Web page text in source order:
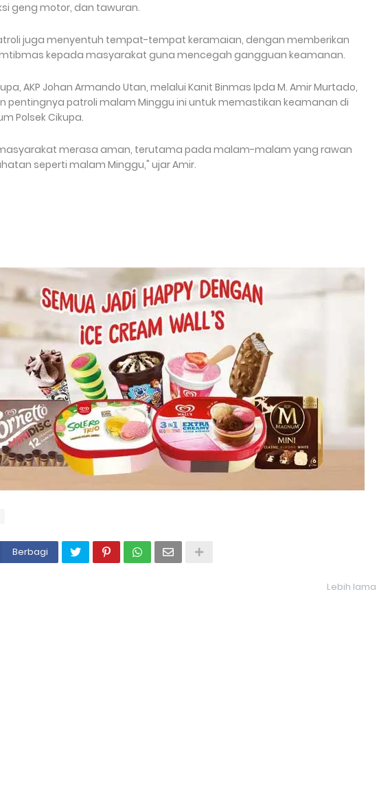
geng motor, dan tawuran.
juga menyentuh tempat-tempat keramaian, dengan memberikan
kepada masyarakat guna mencegah gangguan keamanan.
AKP Johan Armando Utan, melalui Kanit Binmas Ipda M. Amir Murtado,
pentingnya patroli malam Minggu ini untuk memastikan keamanan di
Polsek Cikupa.
merasa aman, terutama pada malam-malam yang rawan
seperti malam Minggu," ujar Amir.
Berbagi
Lebih lama